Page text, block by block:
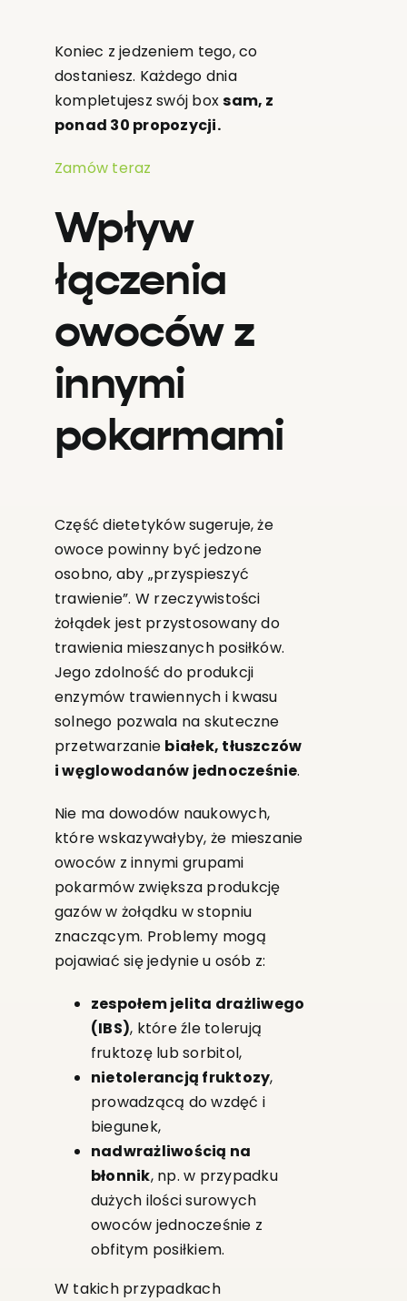
Koniec z jedzeniem tego, co
dostaniesz. Każdego dnia
kompletujesz swój boxsam, z
ponad 30 propozycji.
Zamów teraz
Wpływ
łączenia
owoców z
innymi
pokarmami
Część dietetyków sugeruje, że
owoce powinny być jedzone
osobno, aby „przyspieszyć
trawienie”. W rzeczywistości
żołądek jest przystosowany do
trawienia mieszanych posiłków.
Jego zdolność do produkcji
enzymów trawiennych i kwasu
solnego pozwala na skuteczne
przetwarzanie białek, tłuszczów
i węglowodanów jednocześnie.
Nie ma dowodów naukowych,
które wskazywałyby, że mieszanie
owoców z innymi grupami
pokarmów zwiększa produkcję
gazów w żołądku w stopniu
znaczącym. Problemy mogą
pojawiać się jedynie u osób z:
zespołem jelita drażliwego
(IBS), które źle tolerują
fruktozę lub sorbitol,
nietolerancją fruktozy,
prowadzącą do wzdęć i
biegunek,
nadwrażliwością na
błonnik, np. w przypadku
dużych ilości surowych
owoców jednocześnie z
obfitym posiłkiem.
W takich przypadkach